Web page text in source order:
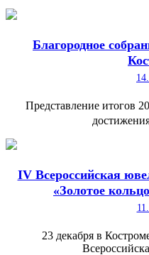
Благородное
Представление итогов
IV Всероссийская
«Золотое
23 декабря в